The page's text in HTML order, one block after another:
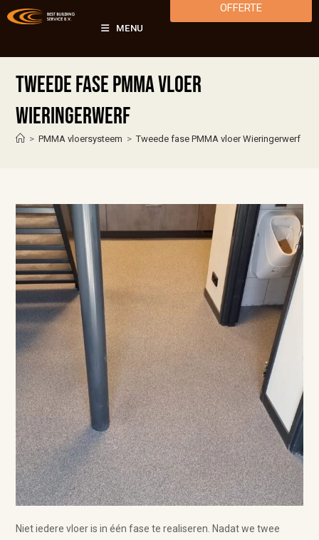
MENU
OFFERTE
Tweede fase PMMA vloer
Wieringerwerf
> PMMA vloersysteem > Tweede fase PMMA vloer Wieringerwerf
Niet iedere vloer is in één fase te realiseren. Nadat we twee